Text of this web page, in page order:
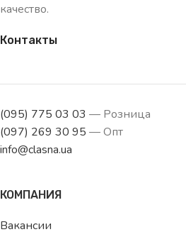
качество.
Контакты
(095) 775 03 03 — Розница
(097) 269 30 95 — Опт
info@clasna.ua
КОМПАНИЯ
Вакансии